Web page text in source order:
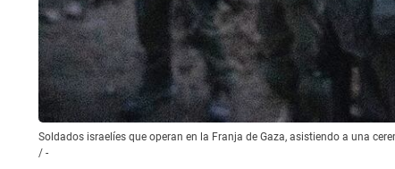
Soldados israelíes que operan en la Franja de Gaza, asistiendo a una
/ -